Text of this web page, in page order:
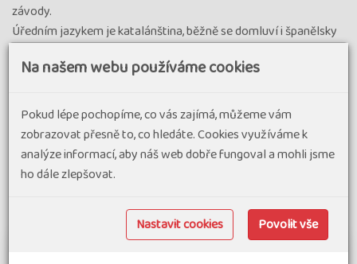
závody.
Úředním jazykem je katalánština, běžně se domluví i španělsky
Andorra není členem EU.
Andorra - aktivní dovolená a
zájezdy
Nalezeny 2 zájezdy
Na našem webu používáme cookies
Pokud lépe pochopíme, co vás zajímá, můžeme vám
zobrazovat přesně to, co hledáte. Cookies využíváme k
analýze informací, aby náš web dobře fungoval a mohli jsme
ho dále zlepšovat.
Nastavit cookies Povolit vše